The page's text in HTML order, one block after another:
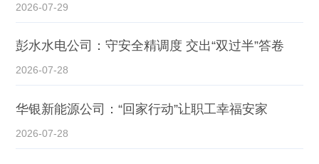
2026-07-29
彭水水电公司：守安全精调度 交出“双过半”答卷
2026-07-28
华银新能源公司：“回家行动”让职工幸福安家
2026-07-28